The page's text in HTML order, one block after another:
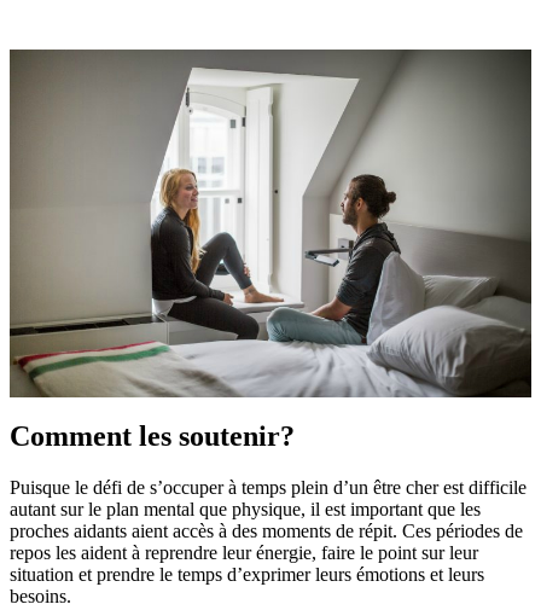
Comment les soutenir?
Puisque le défi de s’occuper à temps plein d’un être cher est difficile
autant sur le plan mental que physique, il est important que les
proches aidants aient accès à des moments de répit. Ces périodes de
repos les aident à reprendre leur énergie, faire le point sur leur
situation et prendre le temps d’exprimer leurs émotions et leurs
besoins.